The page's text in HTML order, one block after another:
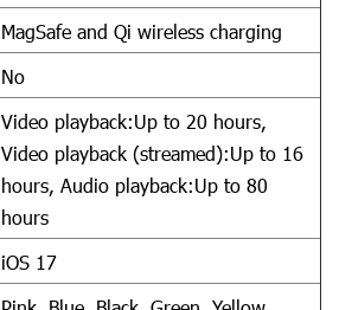
MagSafe and Qi wireless charging
No
Video playback:Up to 20 hours,
Video playback (streamed):Up to 16
hours, Audio playback:Up to 80
hours
iOS 17